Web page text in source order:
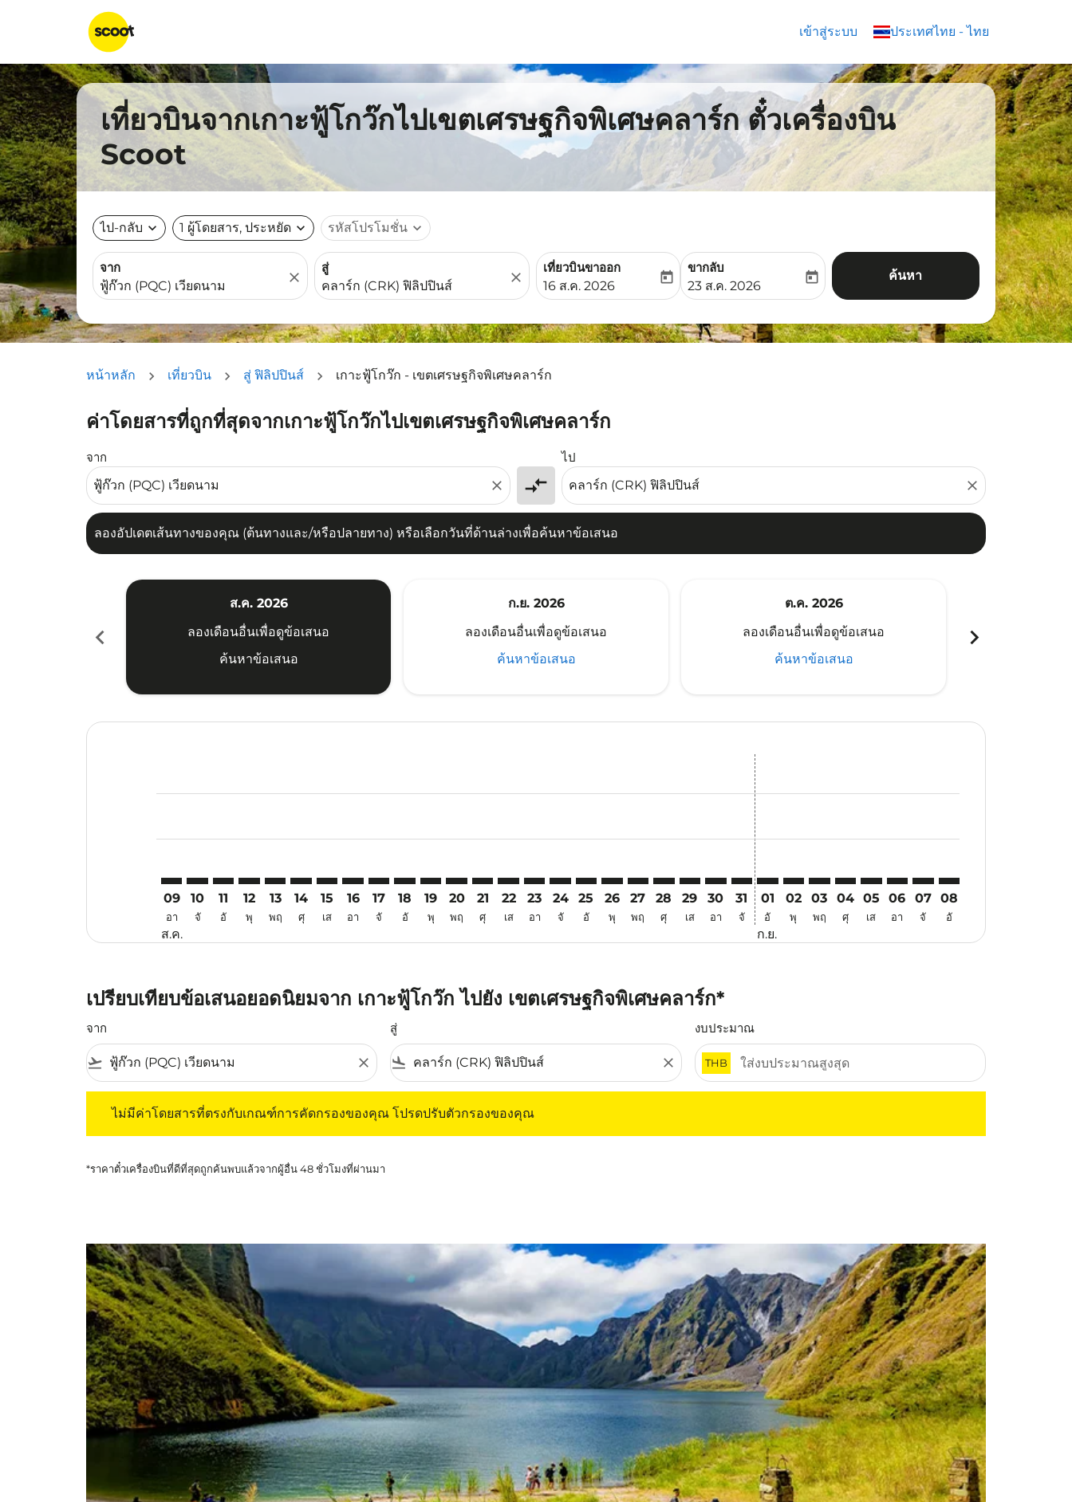
เข้าสู่ระบบ ประเทศไทย - ไทย
keyboard_arrow_down
เที่ยวบินจากเกาะฟู้โกว๊กไปเขตเศรษฐกิจพิเศษคลาร์ก ตั๋วเครื่องบิน
Scoot
ไป-กลับ expand_more 1 ผู้โดยสาร, ประหยัด expand_more รหัสโปรโมชั่น expand_more
จาก
close
สู่
close
เที่ยวบินขาออก
fc-booking-departure-date-aria-label
16 ส.ค. 2026
today
ขากลับ
fc-booking-return-date-aria-label
23 ส.ค. 2026
today ค้นหา
หน้าหลัก เที่ยวบิน สู่ ฟิลิปปินส์ เกาะฟู้โกว๊ก - เขตเศรษฐกิจพิเศษคลาร์ก
ค่าโดยสารที่ถูกที่สุดจากเกาะฟู้โกว๊กไปเขตเศรษฐกิจพิเศษคลาร์ก
จาก
close compare_arrows
ไป
close
ลองอัปเดตเส้นทางของคุณ (ต้นทางและ/หรือปลายทาง) หรือเลือกวันที่ด้านล่างเพื่อค้นหาข้อเสนอ
ลองอัปเดตเส้นทางของคุณ (ต้นทางและ/หรือปลายทาง) หรือเลือกวันที่ด้านล่างเพื่อค้นหาข้อเสนอ
chevron_left
ส.ค. 2026
ลองเดือนอื่นเพื่อดูข้อเสนอ
ค้นหาข้อเสนอ
ก.ย. 2026
ลองเดือนอื่นเพื่อดูข้อเสนอ
ค้นหาข้อเสนอ
ต.ค. 2026
ลองเดือนอื่นเพื่อดูข้อเสนอ
ค้นหาข้อเสนอ
chevron_right
09
อา
ส.ค.
10
จั
11
อั
12
พุ
13
พฤ
14
ศุ
15
เส
16
อา
17
จั
18
อั
19
พุ
PQC–CRK: cmp-view-offers-disclaimer. ค้นหาข้อเสนอ
20
พฤ
PQC–CRK: cmp-view-offers-disclaimer. ค้นหาข้อเสนอ
21
ศุ
PQC–CRK: cmp-view-offers-disclaimer. ค้นหาข้อเสนอ
22
เส
PQC–CRK: cmp-view-offers-disclaimer. ค้นหาข้อเสนอ
23
อา
PQC–CRK: cmp-view-offers-disclaimer. ค้นหาข้อเสนอ
24
จั
PQC–CRK: cmp-view-offers-disclaimer. ค้นหาข้อเสนอ
25
อั
PQC–CRK: cmp-view-offers-disclaimer. ค้นหาข้อเสนอ
26
พุ
PQC–CRK: cmp-view-offers-disclaimer. ค้นหาข้อเสนอ
27
พฤ
PQC–CRK: cmp-view-offers-disclaimer. ค้นหาข้อเสนอ
28
ศุ
PQC–CRK: cmp-view-offers-disclaimer. ค้นหาข้อเสนอ
29
เส
PQC–CRK: cmp-view-offers-disclaimer. ค้นหาข้อเสนอ
30
อา
PQC–CRK: cmp-view-offers-disclaimer. ค้นหาข้อเสนอ
31
จั
01
อั
ก.ย.
02
พุ
03
พฤ
04
ศุ
05
เส
06
อา
07
จั
08
อั
เปรียบเทียบข้อเสนอยอดนิยมจาก เกาะฟู้โกว๊ก ไปยัง เขตเศรษฐกิจพิเศษคลาร์ก*
จาก
flight_takeoff close
สู่
flight_land close
งบประมาณ
THB
ไม่มีค่าโดยสารที่ตรงกับเกณฑ์การคัดกรองของคุณ โปรดปรับตัวกรองของคุณ
*ราคาตั๋วเครื่องบินที่ดีที่สุดถูกค้นพบแล้วจากผู้อื่น 48 ชั่วโมงที่ผ่านมา